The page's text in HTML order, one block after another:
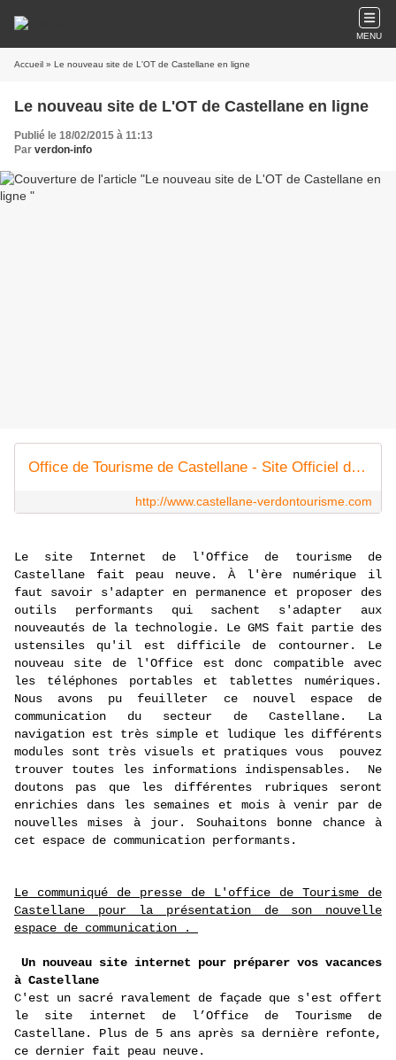
MENU
Accueil » Le nouveau site de L'OT de Castellane en ligne
Le nouveau site de L'OT de Castellane en ligne
Publié le 18/02/2015 à 11:13
Par verdon-info
Office de Tourisme de Castellane - Site Officiel de l'office de tourisme de Castellane
http://www.castellane-verdontourisme.com
Le site Internet de l'Office de tourisme de
Castellane fait peau neuve. À l'ère numérique il
faut savoir s'adapter en permanence et proposer des
outils performants qui sachent s'adapter aux
nouveautés de la technologie. Le GMS fait partie des
ustensiles qu'il est difficile de contourner. Le
nouveau site de l'Office est donc compatible avec
les téléphones portables et tablettes numériques.
Nous avons pu feuilleter ce nouvel espace de
communication du secteur de Castellane. La
navigation est très simple et ludique les différents
modules sont très visuels et pratiques vous pouvez
trouver toutes les informations indispensables. Ne
doutons pas que les différentes rubriques seront
enrichies dans les semaines et mois à venir par de
nouvelles mises à jour. Souhaitons bonne chance à
cet espace de communication performants.
Le communiqué de presse de L'office de Tourisme de
Castellane pour la présentation de son nouvelle
espace de communication .
Un nouveau site internet pour préparer vos vacances
à Castellane
C'est un sacré ravalement de façade que s'est offert
le site internet de l’Office de Tourisme de
Castellane. Plus de 5 ans après sa dernière refonte,
ce dernier fait peau neuve.